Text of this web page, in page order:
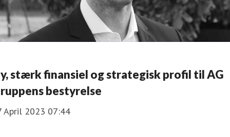
stærk finansiel og strategisk profil til AG
bestyrelse
April 2023 07:44